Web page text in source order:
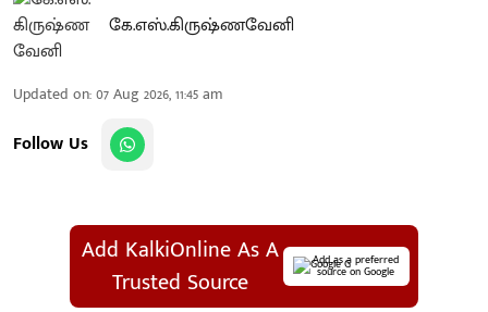
கே.எஸ்.கிருஷ்ணவேனி
Updated on:07 Aug 2026, 11:45 am
Follow Us
Add KalkiOnline As A
Trusted Source
Add as a preferred
source on Google